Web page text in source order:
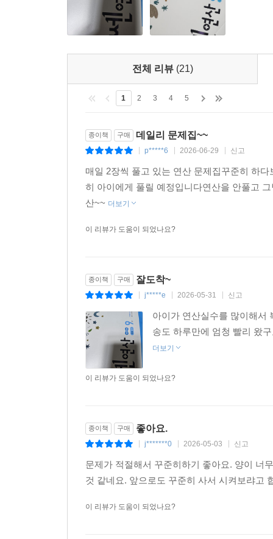
전체 리뷰 (21)
1 2 3 4 5
종이책 구매 데일리 문제집~~
p*****6 2026-06-29 신고
매일 2장씩 풀고 있는 연산 문제집꾸준히 하
히 아이에게 풀릴 예정입니다연산을 안풀고
산~~ 더보기
이 리뷰가 도움이 되었나요?
종이책 구매 잘도착~
j*****e 2026-05-31 신고
아이가 연산실수를 많이해서
송도 하루만에 엄청 빨리 왔
더보기
이 리뷰가 도움이 되었나요?
종이책 구매 좋아요.
j*******0 2026-05-03 신고
문제가 적절해서 꾸준히하기 좋아요. 양이 너
것 같네요. 앞으로도 꾸준히 사서 시켜보랴고
이 리뷰가 도움이 되었나요?